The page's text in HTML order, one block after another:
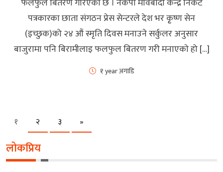
पत्रकारका छाता संगठन प्रेस सेन्टरले देश भर कृृष्ण सेन
(इच्छुक)को २४ औं स्मृति दिवस मनाउने सर्कुलर अनुसार
बाजुरामा पनि बिरामीलाइ फलफुल बितरण गरी मनाएकाे हो […]
१ year अगाडि
१ २ ३ »
लोकप्रिय